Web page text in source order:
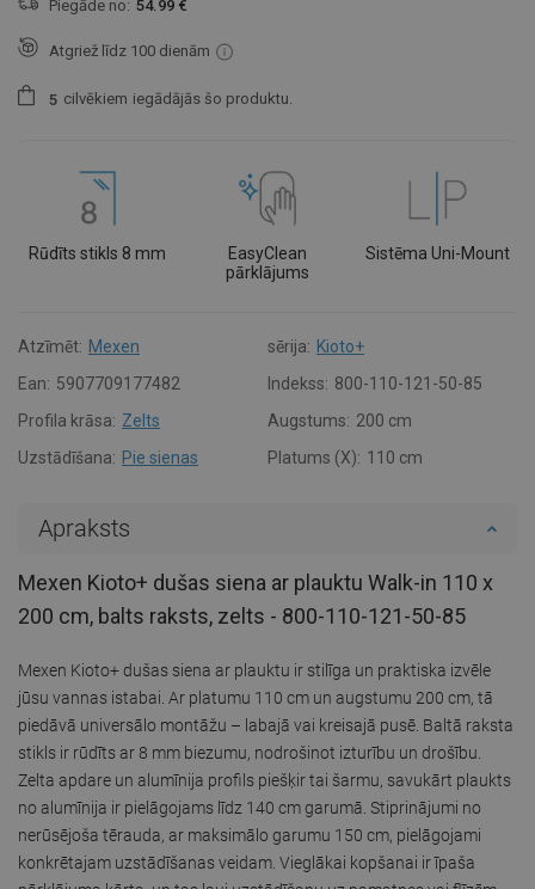
Piegāde no: 54.99 €
Atgriež līdz 100 dienām
5 cilvēkiem iegādājās šo produktu.
Rūdīts stikls 8 mm
EasyClean
pārklājums
Sistēma Uni-Mount
Atzīmēt: Mexen sērija: Kioto+
Ean: 5907709177482 Indekss: 800-110-121-50-85
Profila krāsa: Zelts Augstums: 200 cm
Uzstādīšana: Pie sienas Platums (X): 110 cm
Apraksts
Mexen Kioto+ dušas siena ar plauktu Walk-in 110 x
200 cm, balts raksts, zelts - 800-110-121-50-85
Mexen Kioto+ dušas siena ar plauktu ir stilīga un praktiska izvēle
jūsu vannas istabai. Ar platumu 110 cm un augstumu 200 cm, tā
piedāvā universālo montāžu – labajā vai kreisajā pusē. Baltā raksta
stikls ir rūdīts ar 8 mm biezumu, nodrošinot izturību un drošību.
Zelta apdare un alumīnija profils piešķir tai šarmu, savukārt plaukts
no alumīnija ir pielāgojams līdz 140 cm garumā. Stiprinājumi no
nerūsējoša tērauda, ar maksimālo garumu 150 cm, pielāgojami
konkrētajam uzstādīšanas veidam. Vieglākai kopšanai ir īpaša